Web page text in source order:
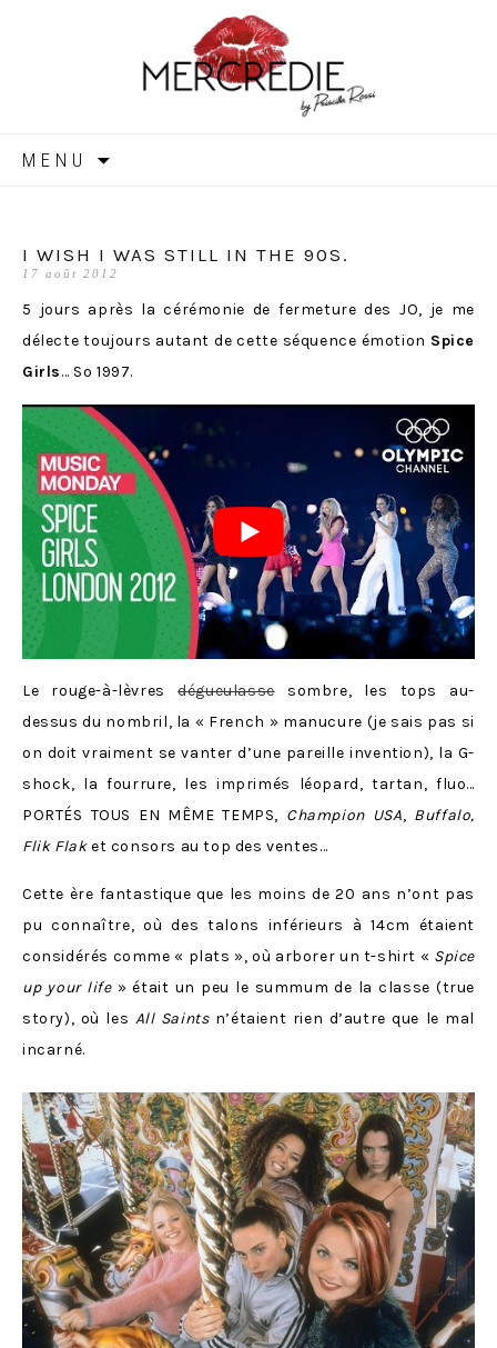
MERCREDIE
MENU
I WISH I WAS STILL IN THE 90S.
17 août 2012
5 jours après la cérémonie de fermeture des JO, je me
délecte toujours autant de cette séquence émotion Spice
Girls… So 1997.
Le rouge-à-lèvresdégueulassesombre, les tops au-
dessus du nombril, la « French » manucure (je sais pas si
on doit vraiment se vanter d’une pareille invention), la G-
shock, la fourrure, les imprimés léopard, tartan, fluo…
PORTÉS TOUS EN MÊME TEMPS, Champion USA, Buffalo,
Flik Flaket consors au top des ventes…
Cette ère fantastique que les moins de 20 ans n’ont pas
pu connaître, où des talons inférieurs à 14cm étaient
considérés comme « plats », où arborer un t-shirt « Spice
up your life» était un peu le summum de la classe (true
story), où les All Saintsn’étaient rien d’autre que le mal
incarné.